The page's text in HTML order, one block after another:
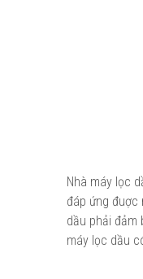
Nhà máy lọc
đáp ứng
dầu phải
máy lọc dầu